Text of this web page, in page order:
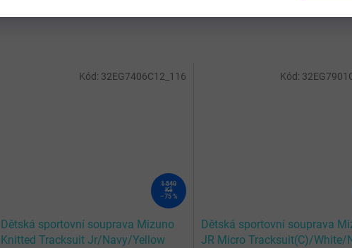
1 540
Kč
–75 %
Dětská sportovní souprava Mizuno
Knitted Tracksuit Jr/Navy/Yellow
Kód: 32EG7406C12_116
Dětská sportovní souprava
JR Micro Tracksuit(C)/White/
Kód: